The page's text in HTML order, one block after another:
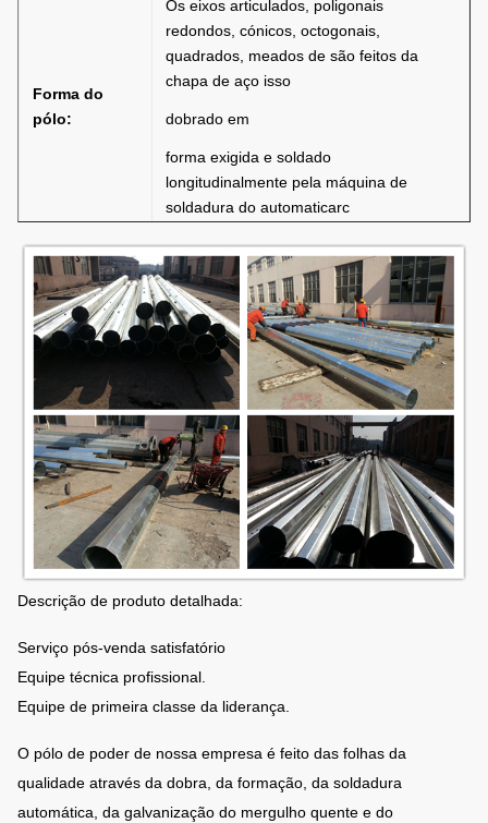
Forma do
pólo:
Os eixos articulados, poligonais
redondos, cónicos, octogonais,
quadrados, meados de são feitos da
chapa de aço isso
dobrado em
forma exigida e soldado
longitudinalmente pela máquina de
soldadura do automaticarc
Suportes:
Os suportes simples ou duplos estão na
forma e na dimensão conforme a
exigência de clientes
Placa baixa:
A placa baixa é quadrada ou de forma
redonda com furos entalhados para o
parafuso e a dimensão de âncora
conforme
exigência de clientes
Groung
montou:
O subterrâneo enterrado comprimento
conforme a exigência de clientes
espessura da média de 80-100µm
Revestimento
A pintura pura do pó do poliéster, cor é
Descrição de produto detalhada:
Serviço pós-venda satisfatório
Equipe técnica profissional.
Equipe de primeira classe da liderança.
O pólo de poder de nossa empresa é feito das folhas da
qualidade através da dobra, da formação, da soldadura
automática, da galvanização do mergulho quente e do